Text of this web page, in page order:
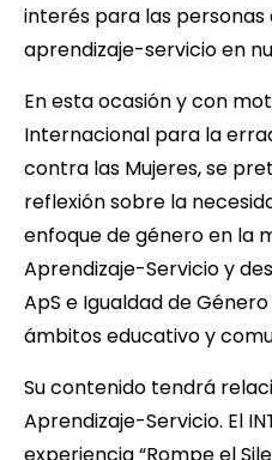
interés para las personas
aprendizaje-servicio en
En esta ocasión y con
Internacional para la
contra las Mujeres, se
reflexión sobre la
enfoque de género en la
Aprendizaje-Servicio y
ApS e Igualdad de
ámbitos educativo y
Su contenido tendrá
Aprendizaje-Servicio. El
experiencia “Rompe el